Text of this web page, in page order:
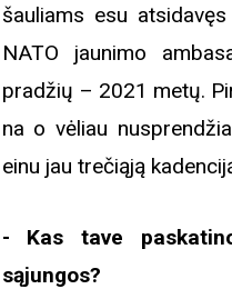
šauliams esu
NATO jaunimo
pradžių – 2021 metų.
na o vėliau
einu jau trečiąją
- Kas tave
sąjungos?